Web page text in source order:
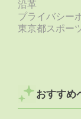
沿革
プライバシー
東京都スポー
おすすめ